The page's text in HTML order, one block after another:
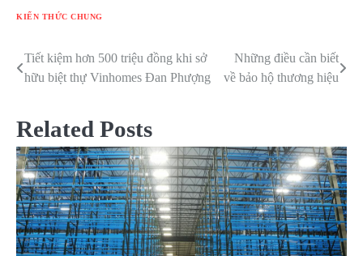
KIẾN THỨC CHUNG
Điều
hướng
bài
viết
Tiết kiệm hơn 500 triệu đồng khi sở
hữu biệt thự Vinhomes Đan Phượng
Những điều cần biết
về bảo hộ thương hiệu
Related Posts